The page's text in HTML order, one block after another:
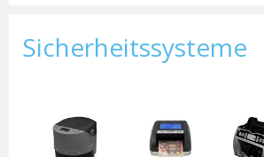
Sicherheitssysteme